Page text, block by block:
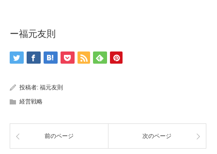
ー福元友則
投稿者: 福元友則
経営戦略
前のページ 次のページ